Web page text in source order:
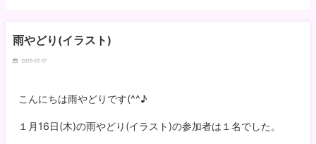
雨やどり(イラスト)
2025-01-17
こんにちは雨やどりです(^^♪
１月16日(木)の雨やどり(イラスト)の参加者は１名でした。